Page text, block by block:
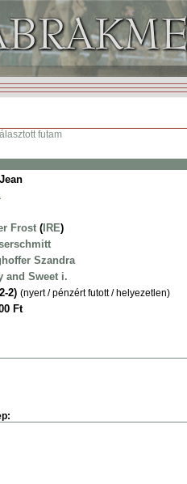
futam
Frost ( IRE)
Szandra
and Sweet i.
2) (nyert / pénzért futott / helyezetlen)
Ft